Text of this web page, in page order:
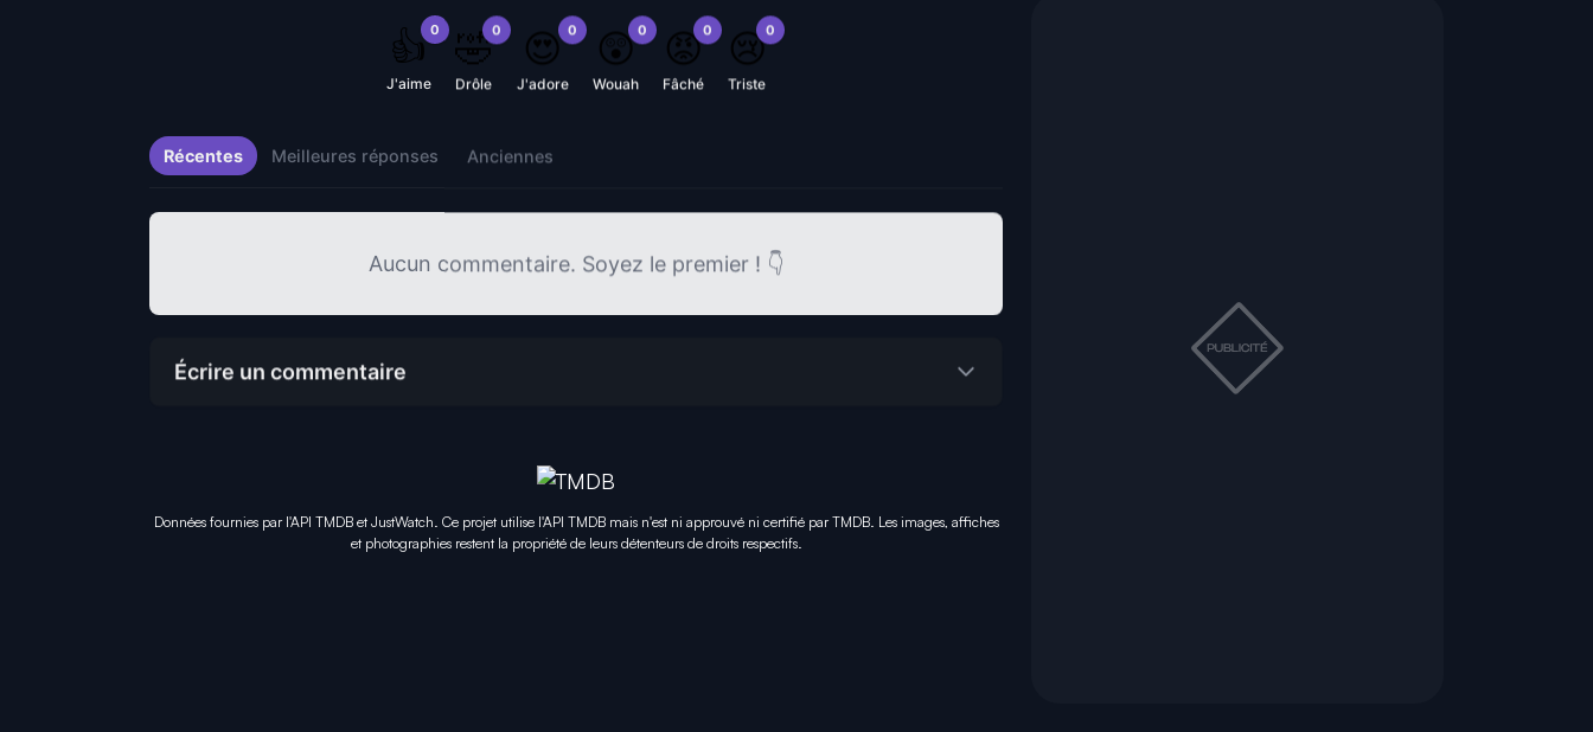
0
👍
J'aime
0
🤣
Drôle
0
😍
J'adore
0
😲
Wouah
0
😡
Fâché
0
😢
Triste
Récentes Meilleures réponses Anciennes
Aucun commentaire. Soyez le premier ! 👇
Écrire un commentaire
Données fournies par l'API TMDB et JustWatch. Ce projet utilise l'API TMDB mais n'est ni approuvé ni certifié par TMDB. Les images, affiches
et photographies restent la propriété de leurs détenteurs de droits respectifs.